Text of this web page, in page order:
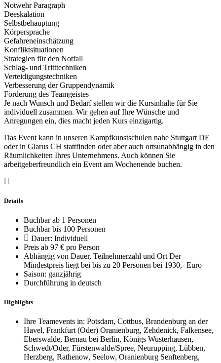
Notwehr Paragraph
Deeskalation
Selbstbehauptung
Körpersprache
Gefahreneinschätzung
Konfliktsituationen
Strategien für den Notfall
Schlag- und Tritttechniken
Verteidigungstechniken
Verbesserung der Gruppendynamik
Förderung des Teamgeistes
Je nach Wunsch und Bedarf stellen wir die Kursinhalte für Sie
individuell zusammen. Wir gehen auf Ihre Wünsche und
Anregungen ein, dies macht jeden Kurs einzigartig.
Das Event kann in unseren Kampfkunstschulen nahe Stuttgart DE
oder in Glarus CH stattfinden oder aber auch ortsunabhängig in den
Räumlichkeiten Ihres Unternehmens. Auch können Sie
arbeitgeberfreundlich ein Event am Wochenende buchen.
Details
Buchbar ab 1 Personen
Buchbar bis 100 Personen
Dauer: Individuell
Preis ab 97 € pro Person
Abhängig von Dauer, Teilnehmerzahl und Ort Der
Mindestpreis liegt bei bis zu 20 Personen bei 1930,- Euro
Saison: ganzjährig
Durchführung in deutsch
Highlights
Ihre Teamevents in: Potsdam, Cottbus, Brandenburg an der
Havel, Frankfurt (Oder) Oranienburg, Zehdenick, Falkensee,
Eberswalde, Bernau bei Berlin, Königs Wusterhausen,
Schwedt/Oder, Fürstenwalde/Spree, Neurupping, Lübben,
Herzberg, Rathenow, Seelow, Oranienburg Senftenberg,